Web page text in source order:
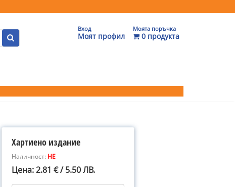
Вход
Моят профил
Моята поръчка
0 продукта
Хартиено издание
Наличност: НЕ
Цена: 2.81 € / 5.50 ЛВ.